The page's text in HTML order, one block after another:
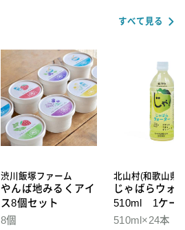
すべて見る
渋川飯塚ファーム
やんば地みるくアイ
ス8個セット
8個
北山村(和歌山県)
じゃばらウォ
510ml 1ケー
本入
510ml×24本